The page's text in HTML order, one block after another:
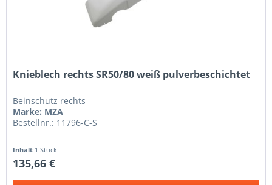
Knieblech rechts SR50/80 weiß pulverbeschichtet
Beinschutz rechts
Marke: MZA
Bestellnr.: 11796-C-S
Inhalt 1 Stück
135,66 €